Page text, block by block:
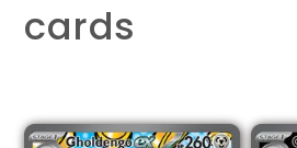
cards